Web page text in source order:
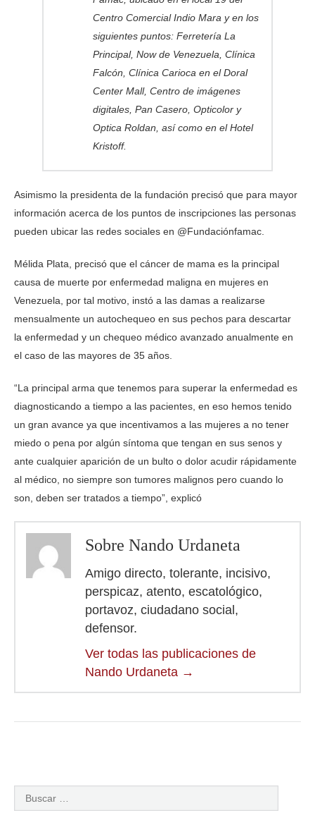
Centro Comercial Indio Mara y en los
siguientes puntos: Ferretería La
Principal, Now de Venezuela, Clínica
Falcón, Clínica Carioca en el Doral
Center Mall, Centro de imágenes
digitales, Pan Casero, Opticolor y
Optica Roldan, así como en el Hotel
Kristoff.
Asimismo la presidenta de la fundación precisó que para mayor
información acerca de los puntos de inscripciones las personas
pueden ubicar las redes sociales en @Fundaciónfamac.
Mélida Plata, precisó que el cáncer de mama es la principal
causa de muerte por enfermedad maligna en mujeres en
Venezuela, por tal motivo, instó a las damas a realizarse
mensualmente un autochequeo en sus pechos para descartar
la enfermedad y un chequeo médico avanzado anualmente en
el caso de las mayores de 35 años.
“La principal arma que tenemos para superar la enfermedad es
diagnosticando a tiempo a las pacientes, en eso hemos tenido
un gran avance ya que incentivamos a las mujeres a no tener
miedo o pena por algún síntoma que tengan en sus senos y
ante cualquier aparición de un bulto o dolor acudir rápidamente
al médico, no siempre son tumores malignos pero cuando lo
son, deben ser tratados a tiempo”, explicó
Sobre Nando Urdaneta
Amigo directo, tolerante, incisivo,
perspicaz, atento, escatológico,
portavoz, ciudadano social,
defensor.
Ver todas las publicaciones de
Nando Urdaneta →